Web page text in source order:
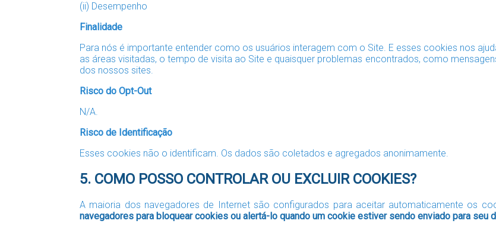
(ii) Desempenho
Finalidade
Para nós é importante entender como os usuários interagem com o Site. E esses cookies nos
as áreas visitadas, o tempo de visita ao Site e quaisquer problemas encontrados, como
dos nossos sites.
Risco do Opt-Out
N/A.
Risco de Identificação
Esses cookies não o identificam. Os dados são coletados e agregados anonimamente.
5. COMO POSSO CONTROLAR OU EXCLUIR COOKIES?
A maioria dos navegadores de Internet são configurados para aceitar automaticamente os
navegadores para bloquear cookies ou alertá-lo quando um cookie estiver sendo enviado para seu